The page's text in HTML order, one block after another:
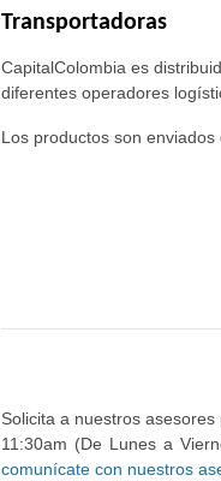
Transportadoras
CapitalColombia es
diferentes operadores
Los productos son
Solicita a nuestros
11:30am (De Lunes a
comunícate con nuestros